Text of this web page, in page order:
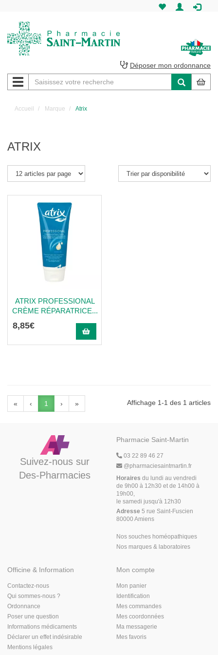
Martin
Pharmacie
Déposer mon ordonnance
Navigation
Accueil Marque Atrix
ATRIX
ATRIX PROFESSIONAL
CRÈME RÉPARATRICE...
8,85€
« ‹ 1 › » Affichage 1-1 des 1 articles
Suivez-nous sur
Des-Pharmacies
Pharmacie Saint-Martin
03 22 89 46 27
@pharmaciesaintmartin.fr
Horaires du lundi au vendredi
de 9h00 à 12h30 et de 14h00 à
19h00,
le samedi jusqu'à 12h30
Adresse 5 rue Saint-Fuscien
80000 Amiens
Nos souches homéopathiques
Nos marques & laboratoires
Officine & Information
Contactez-nous
Qui sommes-nous ?
Ordonnance
Poser une question
Informations médicaments
Déclarer un effet indésirable
Mentions légales
Mon compte
Mon panier
Identification
Mes commandes
Mes coordonnées
Ma messagerie
Mes favoris